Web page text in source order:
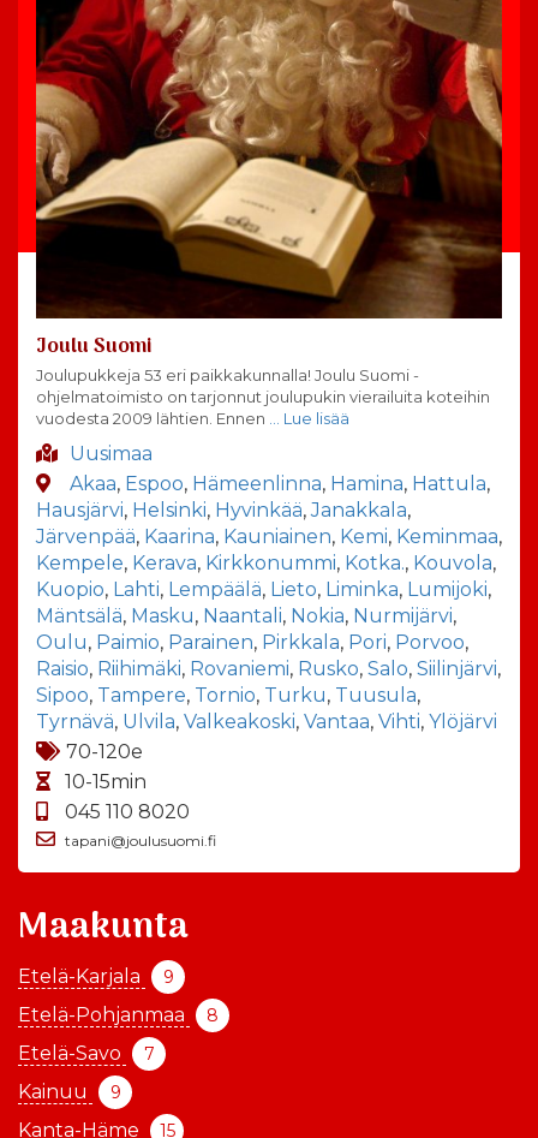
Joulu Suomi
Joulupukkeja 53 eri paikkakunnalla! Joulu Suomi -
ohjelmatoimisto on tarjonnut joulupukin vierailuita koteihin
vuodesta 2009 lähtien. Ennen … Lue lisää
Uusimaa
Akaa, Espoo, Hämeenlinna, Hamina, Hattula,
Hausjärvi, Helsinki, Hyvinkää,Janakkala,
Järvenpää, Kaarina, Kauniainen, Kemi, Keminmaa,
Kempele, Kerava, Kirkkonummi, Kotka., Kouvola,
Kuopio, Lahti, Lempäälä, Lieto, Liminka, Lumijoki,
Mäntsälä, Masku, Naantali, Nokia, Nurmijärvi,
Oulu, Paimio, Parainen, Pirkkala, Pori, Porvoo,
Raisio, Riihimäki, Rovaniemi, Rusko, Salo, Siilinjärvi,
Sipoo, Tampere, Tornio, Turku, Tuusula,
Tyrnävä, Ulvila, Valkeakoski, Vantaa, Vihti, Ylöjärvi
70-120e
10-15min
045 110 8020
tapani@joulusuomi.fi
Maakunta
Etelä-Karjala 9
Etelä-Pohjanmaa 8
Etelä-Savo 7
Kainuu 9
Kanta-Häme 15